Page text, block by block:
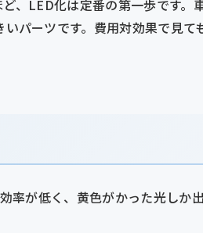
、LED化は定番の第一歩です。
パーツです。費用対効果で見て
率が低く、黄色がかった光しか